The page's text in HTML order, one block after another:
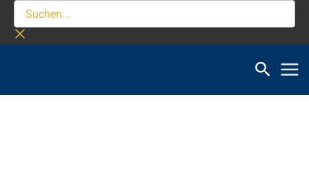
Inhalt
springen